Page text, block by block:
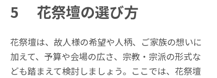
5 花祭壇の選び方
花祭壇は、故人様の希望や人柄、ご家族の想いに
加えて、予算や会場の広さ、宗教・宗派の形式な
ども踏まえて検討しましょう。ここでは、花祭壇